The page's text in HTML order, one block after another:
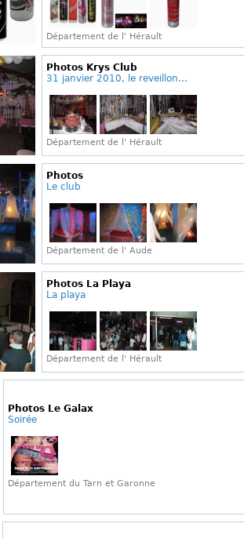
Département de l' Hérault
Photos Krys Club
31 janvier 2010, le reveillon...
Département de l' Hérault
Photos
Le club
Département de l' Aude
Photos La Playa
La playa
Département de l' Hérault
Photos Le Galax
Soirée
Département du Tarn et Garonne